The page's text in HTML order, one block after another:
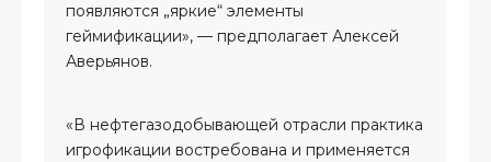
появляются „яркие“ элементы
геймификации», — предполагает Алексей
Аверьянов.
«В нефтегазодобывающей отрасли практика
игрофикации востребована и применяется